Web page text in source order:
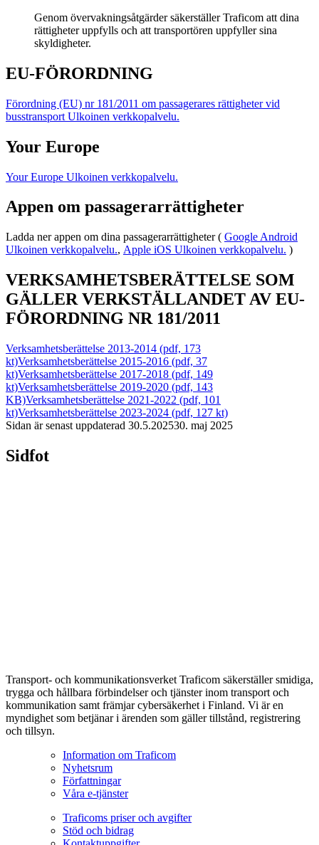
Genom övervakningsåtgärder säkerställer Traficom att dina
rättigheter uppfylls och att transportören uppfyller sina
skyldigheter.
EU-FÖRORDNING
Förordning (EU) nr 181/2011 om passagerares rättigheter vid
busstransport Ulkoinen verkkopalvelu.
Your Europe
Your Europe Ulkoinen verkkopalvelu.
Appen om passagerarrättigheter
Ladda ner appen om dina passagerarrättigheter ( Google Android
Ulkoinen verkkopalvelu., Apple iOS Ulkoinen verkkopalvelu. )
VERKSAMHETSBERÄTTELSE SOM
GÄLLER VERKSTÄLLANDET AV EU-
FÖRORDNING NR 181/2011
Verksamhetsberättelse 2013-2014 (pdf, 173
kt)Verksamhetsberättelse 2015-2016 (pdf, 37
kt)Verksamhetsberättelse 2017-2018 (pdf, 149
kt)Verksamhetsberättelse 2019-2020 (pdf, 143
KB)Verksamhetsberättelse 2021-2022 (pdf, 101
kt)Verksamhetsberättelse 2023-2024 (pdf, 127 kt)
Sidan är senast uppdaterad 30.5.202530. maj 2025
Sidfot
Transport- och kommunikationsverket Traficom säkerställer smidiga,
trygga och hållbara förbindelser och tjänster inom transport och
kommunikation samt främjar cybersäkerhet i Finland. Vi är en
myndighet som betjänar i ärenden som gäller tillstånd, registrering
och tillsyn.
Information om Traficom
Nyhetsrum
Författningar
Våra e-tjänster
Traficoms priser och avgifter
Stöd och bidrag